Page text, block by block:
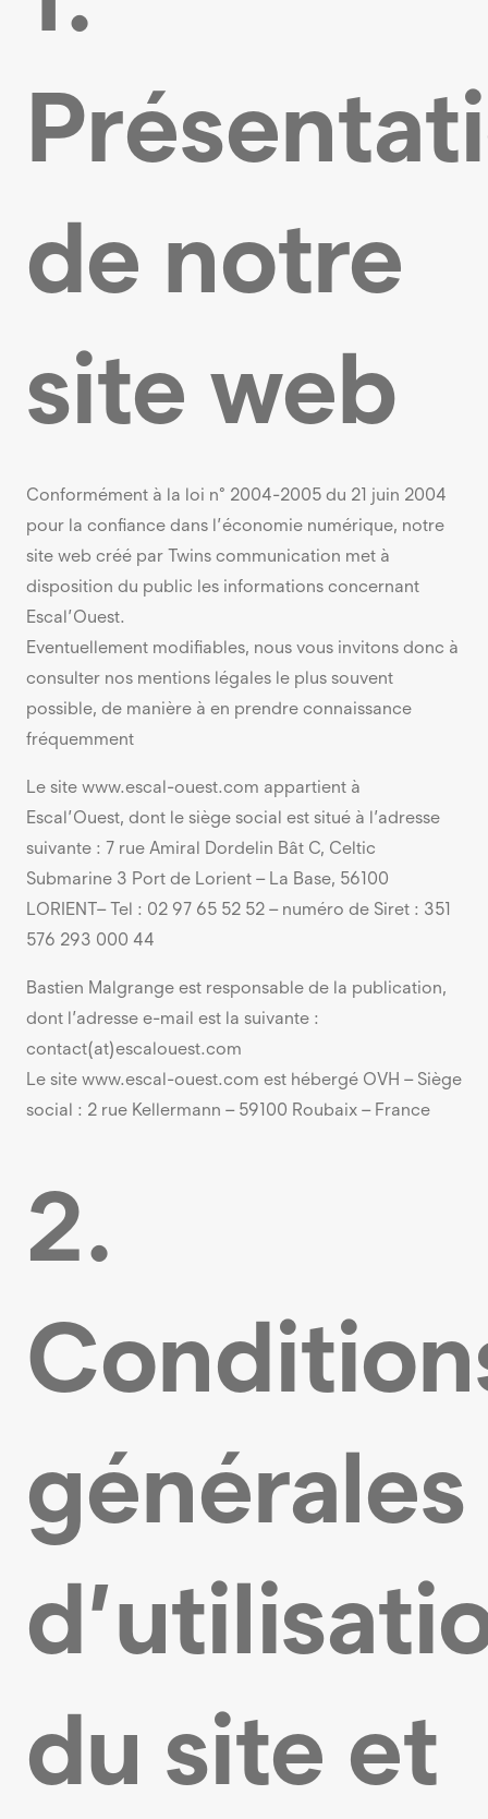
de notre
site web
Conformément à la loi n° 2004-2005 du 21 juin 2004
pour la confiance dans l’économie numérique, notre
site web créé par Twins communication met à
disposition du public les informations concernant
Escal’Ouest.
Eventuellement modifiables, nous vous invitons donc à
consulter nos mentions légales le plus souvent
possible, de manière à en prendre connaissance
fréquemment
Le site www.escal-ouest.com appartient à
Escal’Ouest, dont le siège social est situé à l’adresse
suivante : 7 rue Amiral Dordelin Bât C, Celtic
Submarine 3 Port de Lorient – La Base, 56100
LORIENT– Tel : 02 97 65 52 52 – numéro de Siret : 351
576 293 000 44
Bastien Malgrange est responsable de la publication,
dont l’adresse e-mail est la suivante :
contact(at)escalouest.com
Le site www.escal-ouest.com est hébergé OVH – Siège
social : 2 rue Kellermann – 59100 Roubaix – France
2.
générales
du site et